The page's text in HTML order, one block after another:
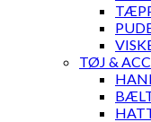
TØJ &